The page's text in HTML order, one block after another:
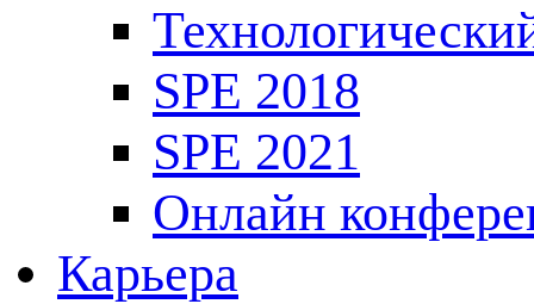
SPE 2018
SPE 2021
Онлайн
Карьера